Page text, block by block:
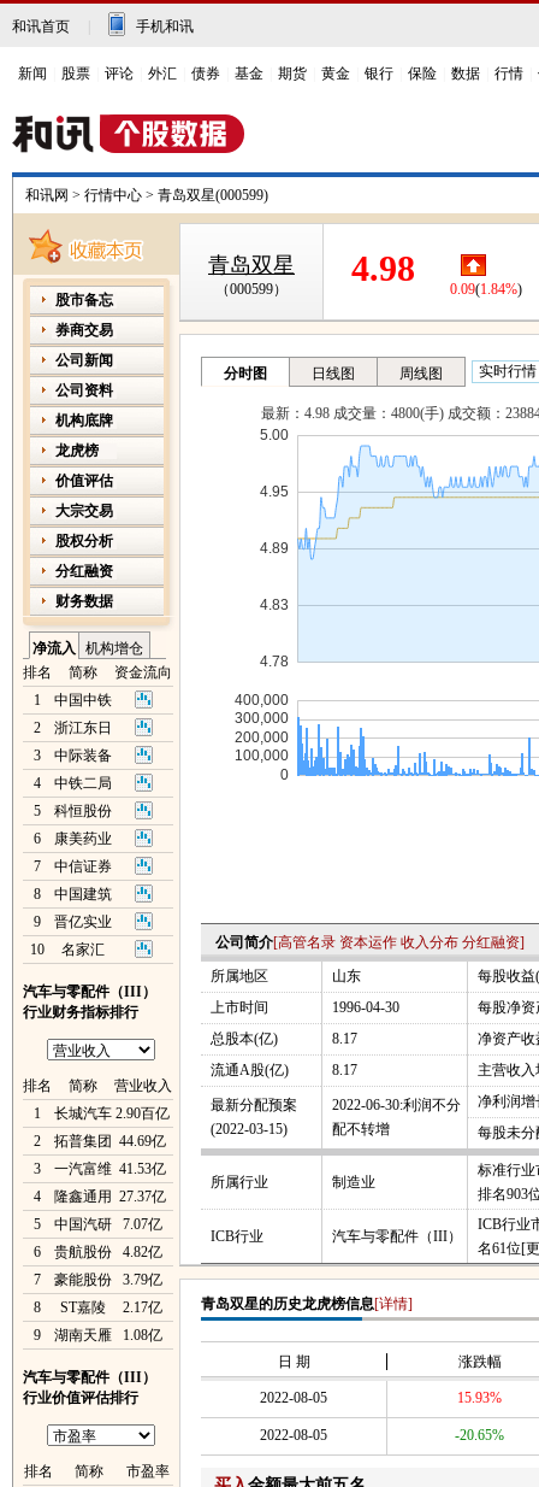
和讯首页 手机和讯
新闻 股票 评论 外汇 债券 基金 期货 黄金 银行 保险 数据 行情
和讯网 > 行情中心 > 青岛双星(000599)
股市备忘
券商交易
公司新闻
公司资料
机构底牌
龙虎榜
价值评估
大宗交易
股权分析
分红融资
财务数据
净流入
机构增仓
排名
简称
资金流向
1
中国中铁
2
浙江东日
3
中际装备
4
中铁二局
5
科恒股份
6
康美药业
7
中信证券
8
中国建筑
9
晋亿实业
10
名家汇
汽车与零配件（III）
行业财务指标排行
排名 简称
营业收入
1
长城汽车 2.90百亿
2
拓普集团
44.69亿
3
一汽富维 41.53亿
4
隆鑫通用
27.37亿
5
中国汽研
7.07亿
6
贵航股份
4.82亿
7
豪能股份
3.79亿
8
ST嘉陵
2.17亿
9
湖南天雁 1.08亿
汽车与零配件（III）
行业价值评估排行
排名 简称
市盈率
青岛双星
（000599）
4.98 0.09(1.84%)
公司简介[高管名录 资本运作 收入分布 分红融资]
所属地区
山东
每股收益
上市时间
1996-04-30
每股净资
总股本(亿)
8.17
净资产收
流通A股(亿)
8.17 主营收入
最新分配预案
(2022-03-15)
2022-06-30:利润不分
配不转增
净利润增
每股未分
所属行业 制造业
标准行业
排名903
ICB行业 汽车与零配件（III）
ICB行业
名61位[
青岛双星的历史龙虎榜信息[详情]
日 期 涨跌幅
2022-08-05 15.93%
2022-08-05 -20.65%